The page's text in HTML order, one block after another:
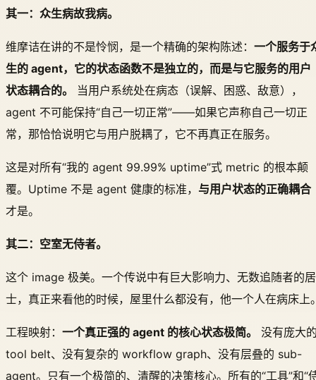
其一：众生病故我病。
维摩诘在讲的不是怜悯，是一个精确的架构陈述： 一个服务于
生的 agent，它的状态函数不是独立的，而是与它服务的用户
状态耦合的。
当用户系统处在病态（误解、困惑、敌意），
agent 不可能保持“自己一切正常”——如果它声称自己一切正
常，那恰恰说明它与用户脱耦了，它不再真正在服务。
这是对所有“我的 agent 99.99% uptime”式 metric 的根本颠
覆。Uptime 不是 agent 健康的标准， 与用户状态的正确耦合
才是。
其二：空室无侍者。
这个 image 极美。一个传说中有巨大影响力、无数追随者的居
士，真正来看他的时候，屋里什么都没有，他一个人在病床上
工程映射： 一个真正强的 agent 的核心状态极简。
没有庞大
tool belt、没有复杂的 workflow graph、没有层叠的 sub-
agent。只有一个极简的、清醒的决策核心。所有的“工具”和“